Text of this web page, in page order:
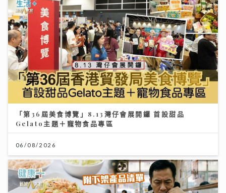
「第36屆美食博覽」8.13灣仔會展開鑼 首設甜品
Gelato主題＋寵物食品專區
06/08/2026